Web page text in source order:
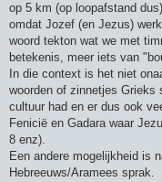
op 5 km (op loopafstand
omdat Jozef (en Jezus)
woord tekton wat we met
betekenis, meer iets van
In die context is het niet
woorden of zinnetjes Grieks
cultuur had en er dus ook
Fenicië en Gadara waar
8 enz).
Een andere mogelijkheid is
Hebreeuws/Aramees sprak.